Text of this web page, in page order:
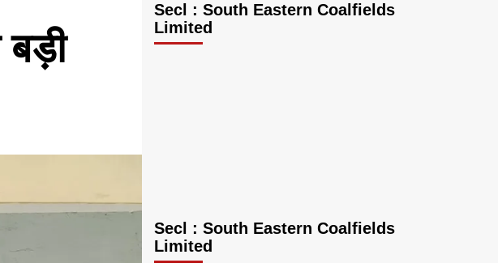
Secl : South Eastern Coalfields
Limited
Secl : South Eastern Coalfields
Limited